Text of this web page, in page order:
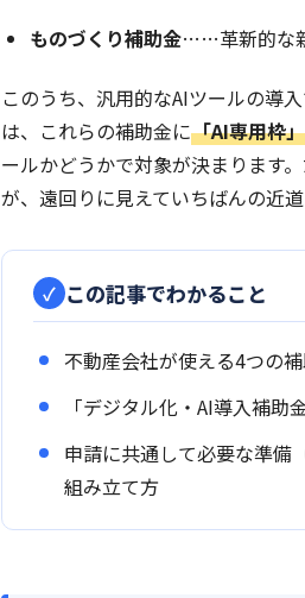
ものづくり補助金……革新的な
このうち、汎用的なAIツールの導
は、これらの補助金に「AI専用枠
ールかどうかで対象が決まります
が、遠回りに見えていちばんの近道
この記事でわかること
不動産会社が使える4つの
「デジタル化・AI導入補
申請に共通して必要な準備
組み立て方